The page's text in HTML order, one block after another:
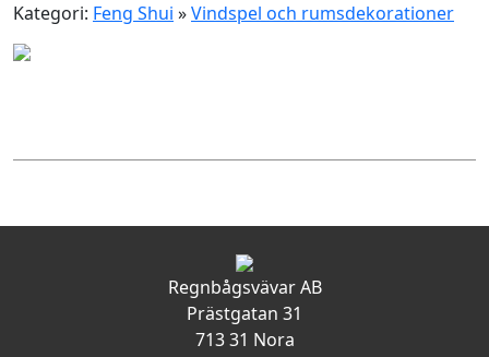
Kategori: Feng Shui »Vindspel och rumsdekorationer
Regnbågsvävar AB
Prästgatan 31
713 31 Nora